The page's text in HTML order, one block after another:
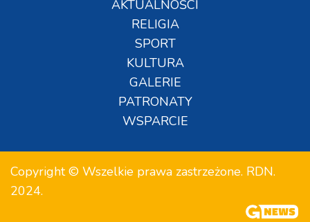
AKTUALNOŚCI
RELIGIA
SPORT
KULTURA
GALERIE
PATRONATY
WSPARCIE
Copyright © Wszelkie prawa zastrzeżone. RDN.
2024.